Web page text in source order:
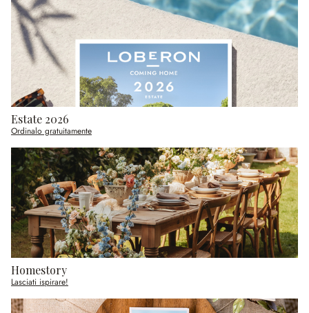
Estate 2026
Ordinalo gratuitamente
Homestory
Lasciati ispirare!